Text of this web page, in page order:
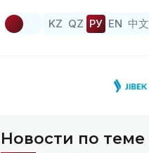
KZ QZ РУ EN 中文
Новости по теме